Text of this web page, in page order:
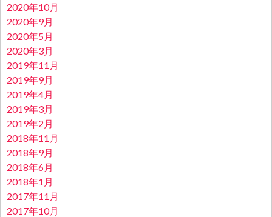
2020年10月
2020年9月
2020年5月
2020年3月
2019年11月
2019年9月
2019年4月
2019年3月
2019年2月
2018年11月
2018年9月
2018年6月
2018年1月
2017年11月
2017年10月